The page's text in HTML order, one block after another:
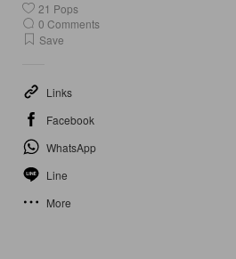
21 Pops
0 Comments
Save
Links
Facebook
WhatsApp
Line
More